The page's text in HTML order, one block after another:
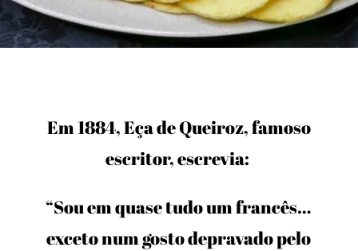
Em 1884, Eça de Queiroz, famoso
escritor, escrevia:
“Sou em quase tudo um francês…
exceto num gosto depravado pelo